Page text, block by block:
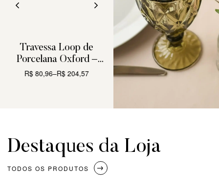
Travessa Loop de
Porcelana Oxford –
Oval 34x25cm
R$80,96–R$204,57
Conjunto de 6 Xícara
Café Chá Oxford White
– 200ML
R$204,36
R$157,36
Destaques da Loja
TODOS OS PRODUTOS